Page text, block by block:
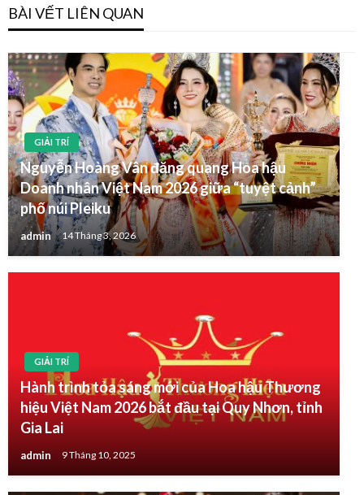
BÀI VẾT LIÊN QUAN
GIẢI TRÍ
Nguyễn Hoàng Vân đăng quang Hoa hậu
Doanh nhân Việt Nam 2026 giữa “tuyệt cảnh”
phố núi Pleiku
admin 14 Tháng 3, 2026
GIẢI TRÍ
Hành trình tỏa sáng mới của Hoa hậu Thương
hiệu Việt Nam 2026 bắt đầu tại Quy Nhơn, tỉnh
Gia Lai
admin 9 Tháng 10, 2025